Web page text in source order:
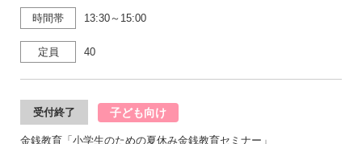
時間帯 13:30～15:00
定員 40
受付終了 子ども向け
金銭教育「小学生のための夏休み金銭教育セミナー」